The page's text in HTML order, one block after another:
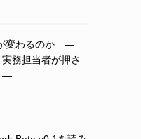
変わるのか ―
務担当者が押さ
―